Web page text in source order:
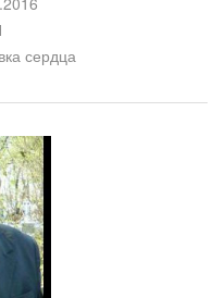
сердца